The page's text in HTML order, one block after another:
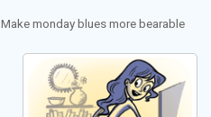
Make monday blues more bearable